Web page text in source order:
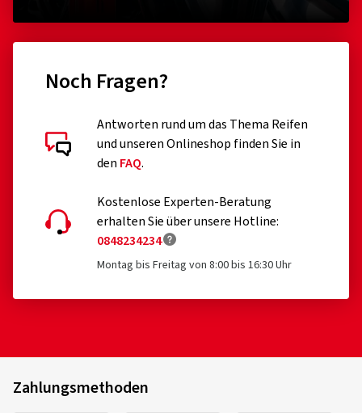
Noch Fragen?
Antworten rund um das Thema Reifen
und unseren Onlineshop finden Sie in
den FAQ.
Kostenlose Experten-Beratung
erhalten Sie über unsere Hotline:
0848234234
Montag bis Freitag von 8:00 bis 16:30 Uhr
Zahlungsmethoden